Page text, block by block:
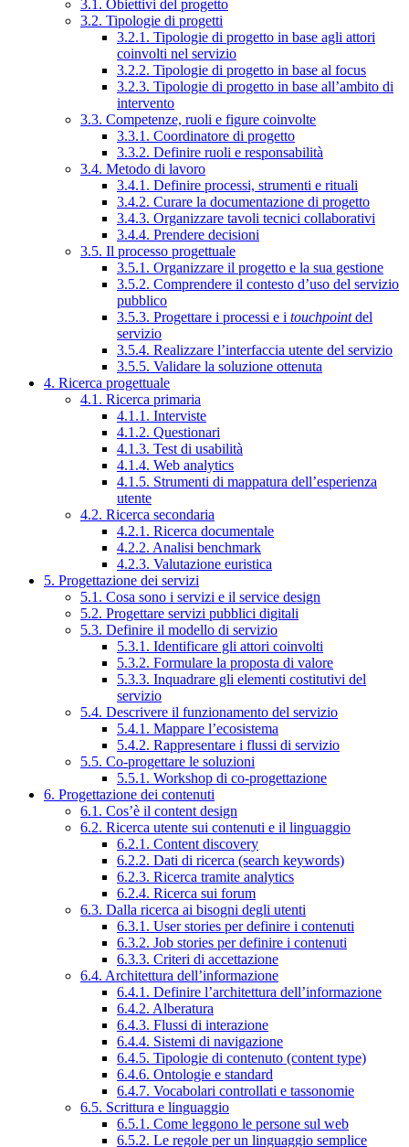
3.1. Obiettivi del progetto
3.2. Tipologie di progetti
3.2.1. Tipologie di progetto in base agli attori
coinvolti nel servizio
3.2.2. Tipologie di progetto in base al focus
3.2.3. Tipologie di progetto in base all’ambito di
intervento
3.3. Competenze, ruoli e figure coinvolte
3.3.1. Coordinatore di progetto
3.3.2. Definire ruoli e responsabilità
3.4. Metodo di lavoro
3.4.1. Definire processi, strumenti e rituali
3.4.2. Curare la documentazione di progetto
3.4.3. Organizzare tavoli tecnici collaborativi
3.4.4. Prendere decisioni
3.5. Il processo progettuale
3.5.1. Organizzare il progetto e la sua gestione
3.5.2. Comprendere il contesto d’uso del servizio
pubblico
3.5.3. Progettare i processi e i touchpointdel
servizio
3.5.4. Realizzare l’interfaccia utente del servizio
3.5.5. Validare la soluzione ottenuta
4. Ricerca progettuale
4.1. Ricerca primaria
4.1.1. Interviste
4.1.2. Questionari
4.1.3. Test di usabilità
4.1.4. Web analytics
4.1.5. Strumenti di mappatura dell’esperienza
utente
4.2. Ricerca secondaria
4.2.1. Ricerca documentale
4.2.2. Analisi benchmark
4.2.3. Valutazione euristica
5. Progettazione dei servizi
5.1. Cosa sono i servizi e il service design
5.2. Progettare servizi pubblici digitali
5.3. Definire il modello di servizio
5.3.1. Identificare gli attori coinvolti
5.3.2. Formulare la proposta di valore
5.3.3. Inquadrare gli elementi costitutivi del
servizio
5.4. Descrivere il funzionamento del servizio
5.4.1. Mappare l’ecosistema
5.4.2. Rappresentare i flussi di servizio
5.5. Co-progettare le soluzioni
5.5.1. Workshop di co-progettazione
6. Progettazione dei contenuti
6.1. Cos’è il content design
6.2. Ricerca utente sui contenuti e il linguaggio
6.2.1. Content discovery
6.2.2. Dati di ricerca (search keywords)
6.2.3. Ricerca tramite analytics
6.2.4. Ricerca sui forum
6.3. Dalla ricerca ai bisogni degli utenti
6.3.1. User stories per definire i contenuti
6.3.2. Job stories per definire i contenuti
6.3.3. Criteri di accettazione
6.4. Architettura dell’informazione
6.4.1. Definire l’architettura dell’informazione
6.4.2. Alberatura
6.4.3. Flussi di interazione
6.4.4. Sistemi di navigazione
6.4.5. Tipologie di contenuto (content type)
6.4.6. Ontologie e standard
6.4.7. Vocabolari controllati e tassonomie
6.5. Scrittura e linguaggio
6.5.1. Come leggono le persone sul web
6.5.2. Le regole per un linguaggio semplice